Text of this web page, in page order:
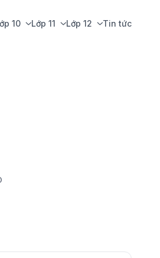
10 Lớp 11 Lớp 12 Tin tức